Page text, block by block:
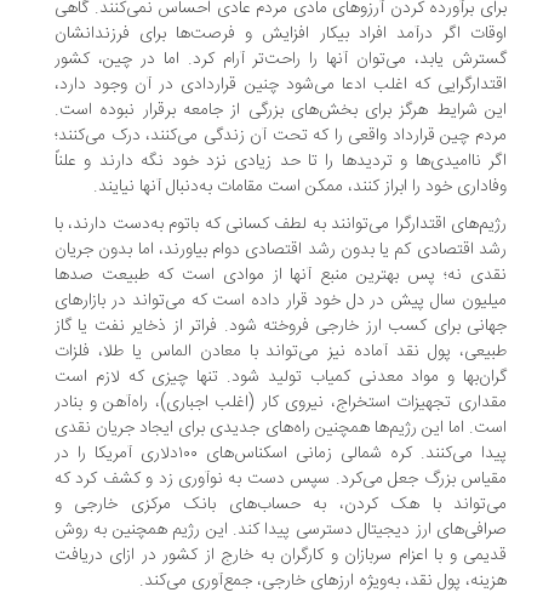
برای برآورده کردن آرزوهای مادی مردم عادی احساس نمی‌کنند. گاهی
اوقات اگر درآمد افراد بیکار افزایش و فرصت‌ها برای فرزندانشان
گسترش یابد، می‌توان آنها را راحت‌تر آرام کرد. اما در چین، کشور
اقتدارگرایی که اغلب ادعا می‌شود چنین قراردادی در آن وجود دارد،
این شرایط هرگز برای بخش‌های بزرگی از جامعه برقرار نبوده است.
مردم چین قرارداد واقعی را که تحت آن زندگی می‌کنند، درک می‌کنند؛
اگر ناامیدی‌ها و تردیدها را تا حد زیادی نزد خود نگه دارند و علناً
وفاداری خود را ابراز کنند، ممکن است مقامات به‌دنبال آنها نیایند.
رژیم‌های اقتدارگرا می‌توانند به لطف کسانی که باتوم به‌دست دارند، با
رشد اقتصادی کم یا بدون رشد اقتصادی دوام بیاورند، اما بدون جریان
نقدی نه؛ پس بهترین منبع آنها از موادی است که طبیعت صدها
میلیون سال پیش در دل خود قرار داده است که می‌تواند در بازارهای
جهانی برای کسب ارز خارجی فروخته شود. فراتر از ذخایر نفت یا گاز
طبیعی، پول نقد آماده نیز می‌تواند با معادن الماس یا طلا، فلزات
گران‌بها و مواد معدنی کمیاب تولید شود. تنها چیزی که لازم است
مقداری تجهیزات استخراج، نیروی کار (اغلب اجباری)، راه‌آهن و بنادر
است. اما این رژیم‌ها همچنین راه‌های جدیدی برای ایجاد جریان نقدی
پیدا می‌کنند. کره شمالی زمانی اسکناس‌های ۱۰۰دلاری آمریکا را در
مقیاس بزرگ جعل می‌کرد. سپس دست به نوآوری زد و کشف کرد که
می‌تواند با هک کردن، به حساب‌های بانک مرکزی خارجی و
صرافی‌های ارز دیجیتال دسترسی پیدا کند. این رژیم همچنین به روش
قدیمی و با اعزام سربازان و کارگران به خارج از کشور در ازای دریافت
هزینه، پول نقد، به‌ویژه ارزهای خارجی، جمع‌آوری می‌کند.